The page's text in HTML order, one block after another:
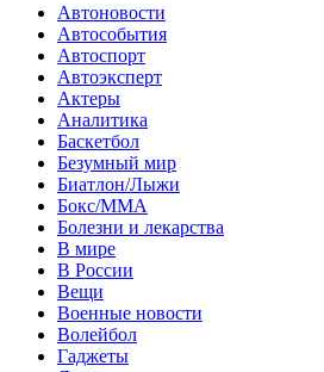
Автоновости
Автособытия
Автоспорт
Автоэксперт
Актеры
Аналитика
Баскетбол
Безумный мир
Биатлон/Лыжи
Бокс/MMA
Болезни и лекарства
В мире
В России
Вещи
Военные новости
Волейбол
Гаджеты